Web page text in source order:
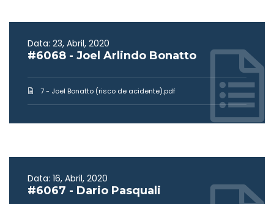
Data: 23, Abril, 2020
#6068 - Joel Arlindo Bonatto
7 - Joel Bonatto (risco de acidente).pdf
Data: 16, Abril, 2020
#6067 - Dario Pasquali